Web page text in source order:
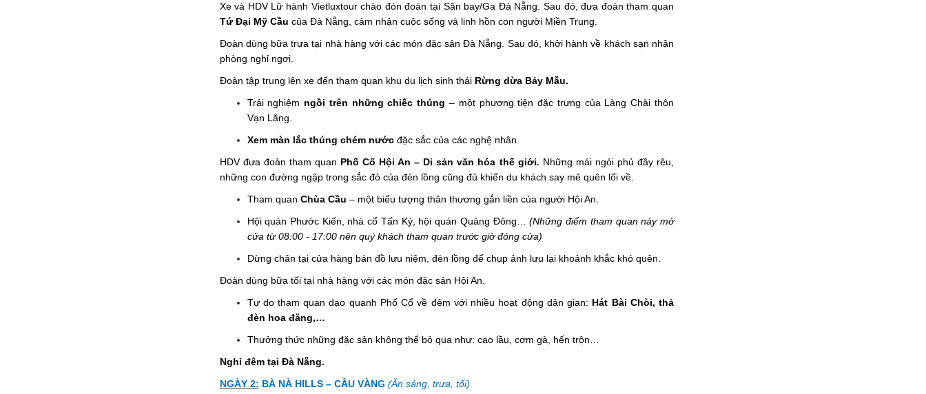
Xe và HDV Lữ hành Vietluxtour chào đón đoàn tại Sân bay/Ga Đà Nẵng. Sau đó, đưa đoàn tham quan
Tứ Đại Mỹ Cầu của Đà Nẵng, cảm nhận cuộc sống và linh hồn con người Miền Trung.
Đoàn dùng bữa trưa tại nhà hàng với các món đặc sản Đà Nẵng. Sau đó, khởi hành về khách sạn nhận
phòng nghỉ ngơi.
Đoàn tập trung lên xe đến tham quan khu du lịch sinh thái Rừng dừa Bảy Mẫu.
Trải nghiệm ngồi trên những chiếc thúng – một phương tiện đặc trưng của Làng Chài thôn
Vạn Lăng.
Xem màn lắc thúng chém nướcđặc sắc của các nghệ nhân.
HDV đưa đoàn tham quan Phố Cổ Hội An – Di sản văn hóa thế giới. Những mái ngói phủ đầy rêu,
những con đường ngập trong sắc đỏ của đèn lồng cũng đủ khiến du khách say mê quên lối về.
Tham quan Chùa Cầu – một biểu tượng thân thương gắn liền của người Hội An.
Hội quán Phước Kiến, nhà cổ Tấn Ký, hội quán Quảng Đông…(Những điểm tham quan này mở
cửa từ 08:00 - 17:00 nên quý khách tham quan trước giờ đóng cửa)
Dừng chân tại cửa hàng bán đồ lưu niệm, đèn lồng để chụp ảnh lưu lại khoảnh khắc khó quên.
Đoàn dùng bữa tối tại nhà hàng với các món đặc sản Hội An.
Tự do tham quan dạo quanh Phố Cổ về đêm với nhiều hoạt động dân gian: Hát Bài Chòi, thả
đèn hoa đăng,…
Thưởng thức những đặc sản không thể bỏ qua như: cao lầu, cơm gà, hến trộn…
Nghỉ đêm tại Đà Nẵng.
NGÀY 2: BÀ NÀ HILLS – CẦU VÀNG (Ăn sáng, trưa, tối)